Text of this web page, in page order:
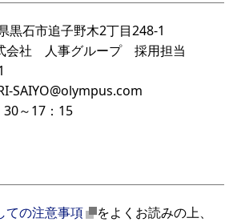
石市追子野木2丁目248-1
会社 人事グループ 採用担当
SAIYO@olympus.com
30～17：15
ての注意事項
をよくお読みの上、